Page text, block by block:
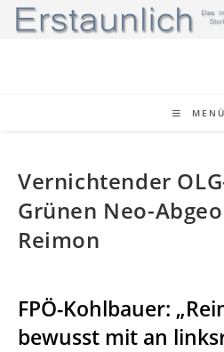
Zum
Inhalt
MENÜ
Vernichtender
Grünen Neo-
Reimon
FPÖ-Kohlbauer:
bewusst mit an